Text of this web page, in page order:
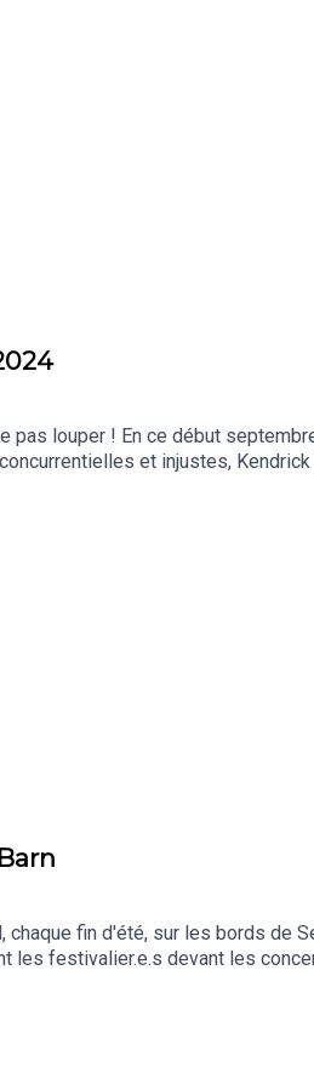
louper ! En ce début
et injustes,
fin d'été, sur les bords de
les festivalier.e.s devant les